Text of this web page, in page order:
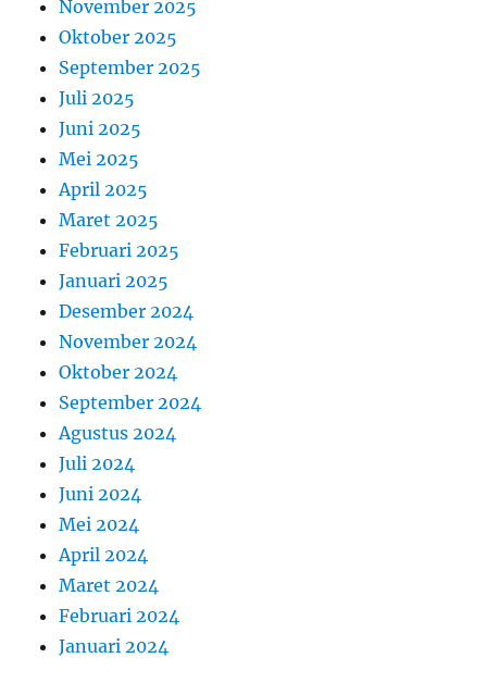
November 2025
Oktober 2025
September 2025
Juli 2025
Juni 2025
Mei 2025
April 2025
Maret 2025
Februari 2025
Januari 2025
Desember 2024
November 2024
Oktober 2024
September 2024
Agustus 2024
Juli 2024
Juni 2024
Mei 2024
April 2024
Maret 2024
Februari 2024
Januari 2024